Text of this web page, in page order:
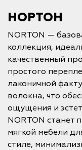
НОРТОН
NORTON —
коллекция,
качественный
простого
лаконичной
волокна, что
ощущения и
NORTON станет
мягкой мебели
стиле,